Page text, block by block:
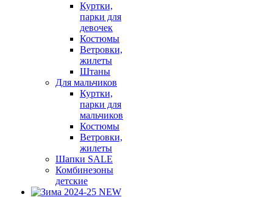
Куртки,
парки для
девочек
Костюмы
Ветровки,
жилеты
Штаны
Для мальчиков
Куртки,
парки для
мальчиков
Костюмы
Ветровки,
жилеты
Шапки SALE
Комбинезоны
детские